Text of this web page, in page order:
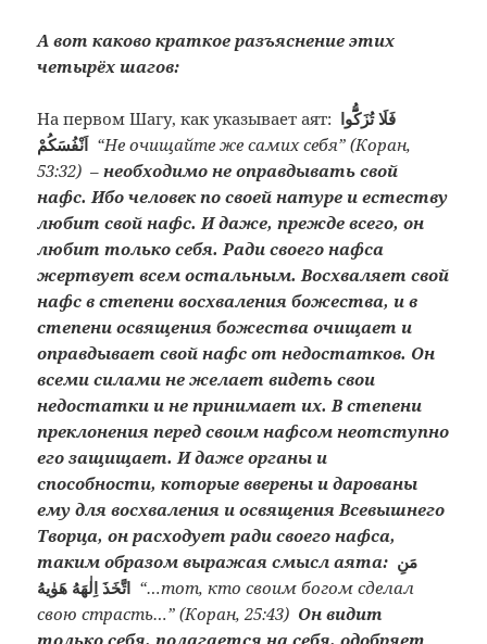
А вот каково краткое разъяснение этих
четырёх шагов:
На первом Шагу, как указывает аят: فَلَا تُزَكُّٓوا
اَنْفُسَكُمْ “Не очищайте же самих себя” (Коран,
53:32) – необходимо не оправдывать свой
нафс. Ибо человек по своей натуре и естеству
любит свой нафс. И даже, прежде всего, он
любит только себя. Ради своего нафса
жертвует всем остальным. Восхваляет свой
нафс в степени восхваления божества, и в
степени освящения божества очищает и
оправдывает свой нафс от недостатков. Он
всеми силами не желает видеть свои
недостатки и не принимает их. В степени
преклонения перед своим нафсом неотступно
его защищает. И даже органы и
способности, которые вверены и дарованы
ему для восхваления и освящения Всевышнего
Творца, он расходует ради своего нафса,
таким образом выражая смысл аята: مَنِ
“…тот, кто своим богом сделал
свою страсть…” (Коран, 25:43) Он видит
только себя, полагается на себя, одобряет